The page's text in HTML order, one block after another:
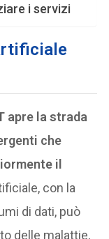
i servizi
apre la strada
che
il
con la
di dati, può
delle malattie,